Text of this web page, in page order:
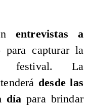
entrevistas a
para capturar la
festival. La
desde las
día para brindar